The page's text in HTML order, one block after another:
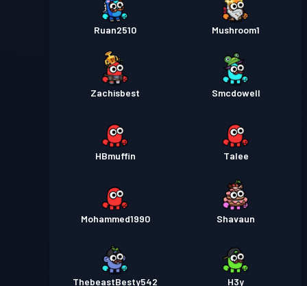
Ruan2510 Mushroom1
Zachisbest Smcdowell
HBmuffin Talee
Mohammed1990 Shavaun
ThebeastBesty542 H3y